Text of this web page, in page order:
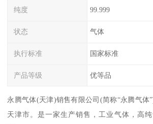
纯度 99.999
状态 气体
执行标准 国家标准
产品等级 优等品
永腾气体(天津)销售有限公司(简称“永腾气体
天津市。是一家生产销售，工业气体，高